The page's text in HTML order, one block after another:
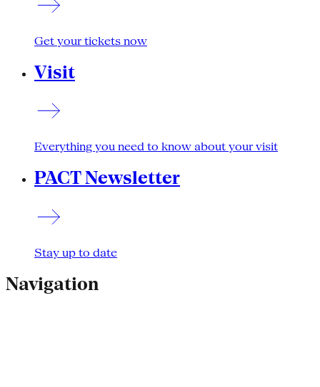
Get your tickets now
Visit
Everything you need to know about your visit
PACT Newsletter
Stay up to date
Navigation